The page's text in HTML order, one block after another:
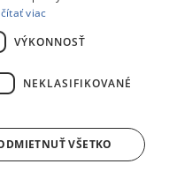
S LEGOM!
viac
VÝKONNOSŤ
NEKLASIFIKOVANÉ
VŠETKO